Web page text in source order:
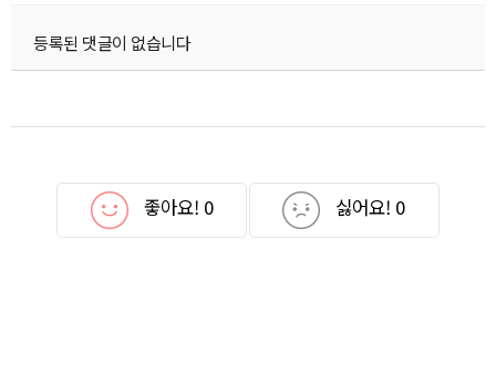
등록된 댓글이 없습니다
좋아요! 0 싫어요! 0